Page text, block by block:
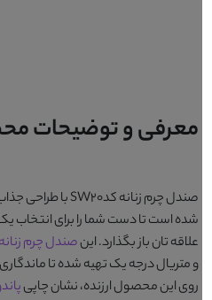
معرفی و توضیحات
صندل چرم زنانه کدSW20
با طراحی
شده است تا دست شما را برای انتخاب یک
علاقه تان باز بگذارد. اینصندل چرم زنانه
و متریال درجه یک تهیه شده تا
روی این محصول ارزنده، نشان چاپیپاندورا